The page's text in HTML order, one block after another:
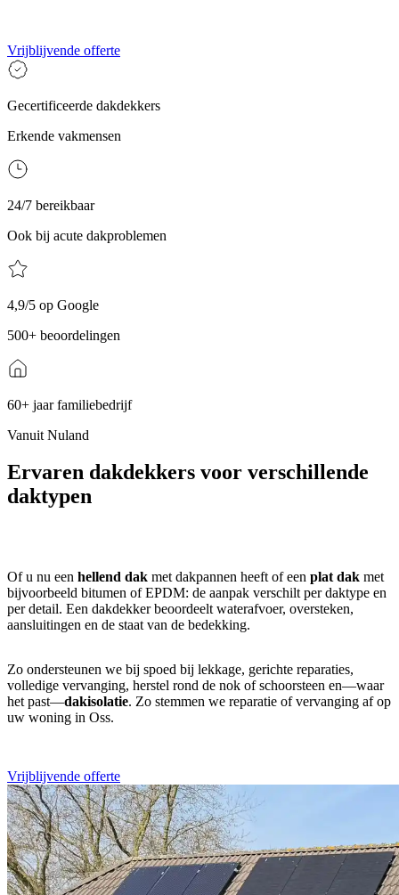
Vrijblijvende offerte
Gecertificeerde dakdekkers
Erkende vakmensen
24/7 bereikbaar
Ook bij acute dakproblemen
4,9/5 op Google
500+ beoordelingen
60+ jaar familiebedrijf
Vanuit Nuland
Ervaren dakdekkers voor verschillende
daktypen
Of u nu een hellend dak met dakpannen heeft of een plat dak met
bijvoorbeeld bitumen of EPDM: de aanpak verschilt per daktype en
per detail. Een dakdekker beoordeelt waterafvoer, oversteken,
aansluitingen en de staat van de bedekking.
Zo ondersteunen we bij spoed bij lekkage, gerichte reparaties,
volledige vervanging, herstel rond de nok of schoorsteen en—waar
het past—dakisolatie. Zo stemmen we reparatie of vervanging af op
uw woning in Oss.
Vrijblijvende offerte